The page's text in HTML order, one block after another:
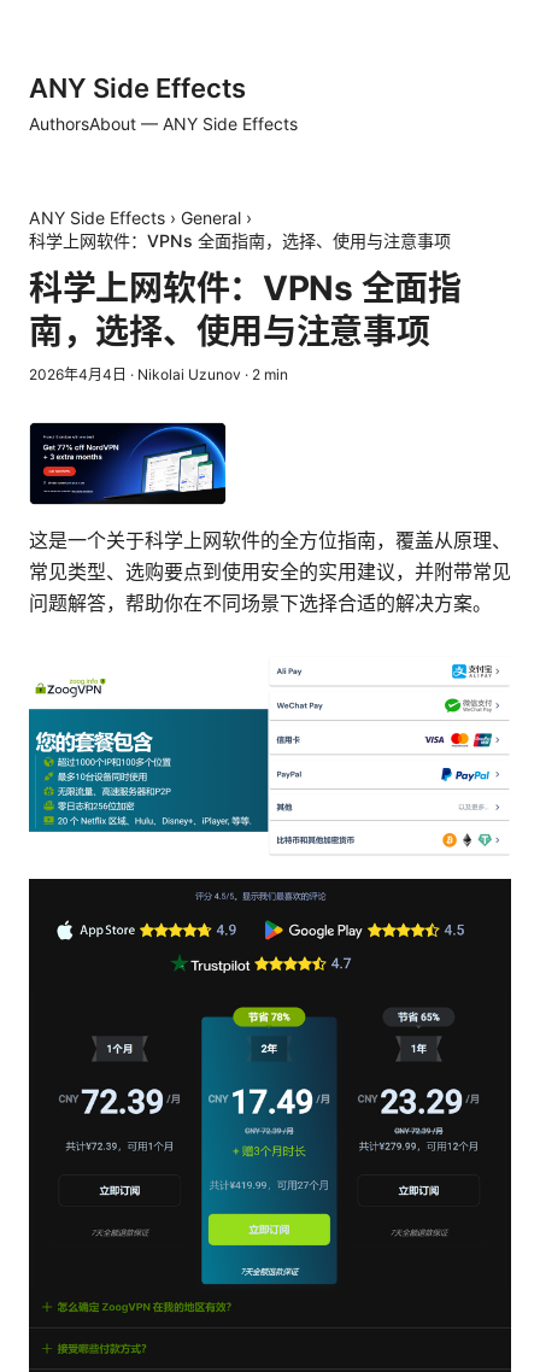
ANY Side Effects
AuthorsAbout — ANY Side Effects
ANY Side Effects › General ›
科学上网软件：VPNs 全面指南，选择、使用与注意事项
科学上网软件：VPNs 全面指
南，选择、使用与注意事项
2026年4月4日 · Nikolai Uzunov · 2 min
这是一个关于科学上网软件的全方位指南，覆盖从原理、
常见类型、选购要点到使用安全的实用建议，并附带常见
问题解答，帮助你在不同场景下选择合适的解决方案。